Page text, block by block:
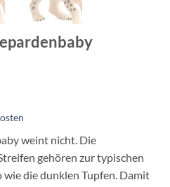
weint nicht. Die
gehören zur typischen
wie die dunklen Tupfen. Damit